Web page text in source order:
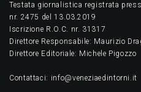
Testata giornalistica registrata
nr. 2475 del 13.03.2019
Iscrizione R.O.C. nr. 31317
Direttore Responsabile: Maurizio
Direttore Editoriale: Michele Pigozzo
Contattaci: info@veneziaedintorni.it